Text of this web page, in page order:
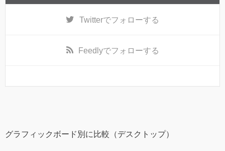
Twitterでフォローする
Feedlyでフォローする
グラフィックボード別に比較（デスクトップ）